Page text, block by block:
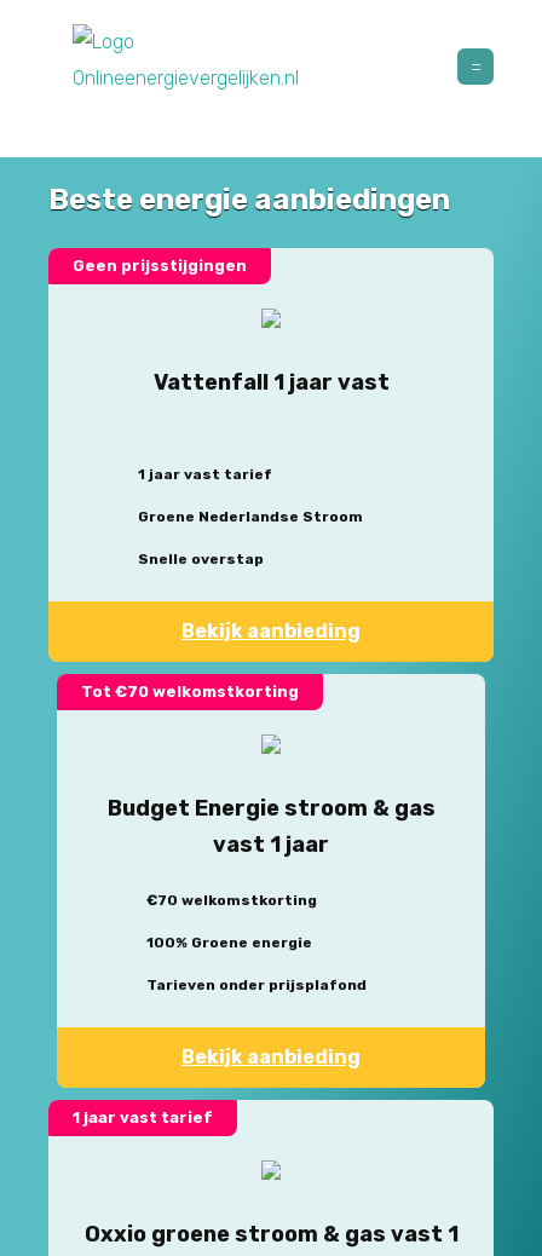
Beste energie aanbiedingen
Geen prijsstijgingen
Vattenfall 1 jaar vast
1 jaar vast tarief
Groene Nederlandse Stroom
Snelle overstap
Bekijk aanbieding
Tot €70 welkomstkorting
Budget Energie stroom & gas
vast 1 jaar
€70 welkomstkorting
100% Groene energie
Tarieven onder prijsplafond
Bekijk aanbieding
1 jaar vast tarief
Oxxio groene stroom & gas vast 1